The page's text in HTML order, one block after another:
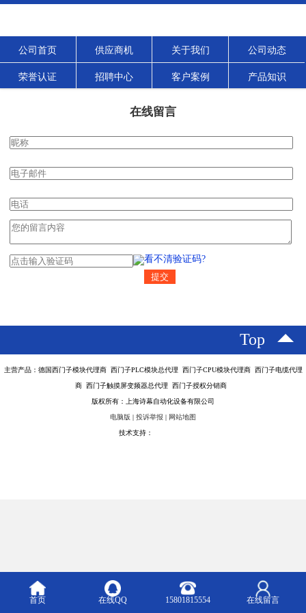
公司首页 供应商机 关于我们 公司动态
荣誉认证 招聘中心 客户案例 产品知识
在线留言
看不清验证码?
Top
主营产品：德国西门子模块代理商 西门子PLC模块总代理 西门子CPU模块代理商 西门子电缆代理
商 西门子触摸屏变频器总代理 西门子授权分销商
版权所有：上海诗幕自动化设备有限公司
电脑版 投诉举报 网站地图
技术支持：
首页 在线QQ 15801815554 在线留言